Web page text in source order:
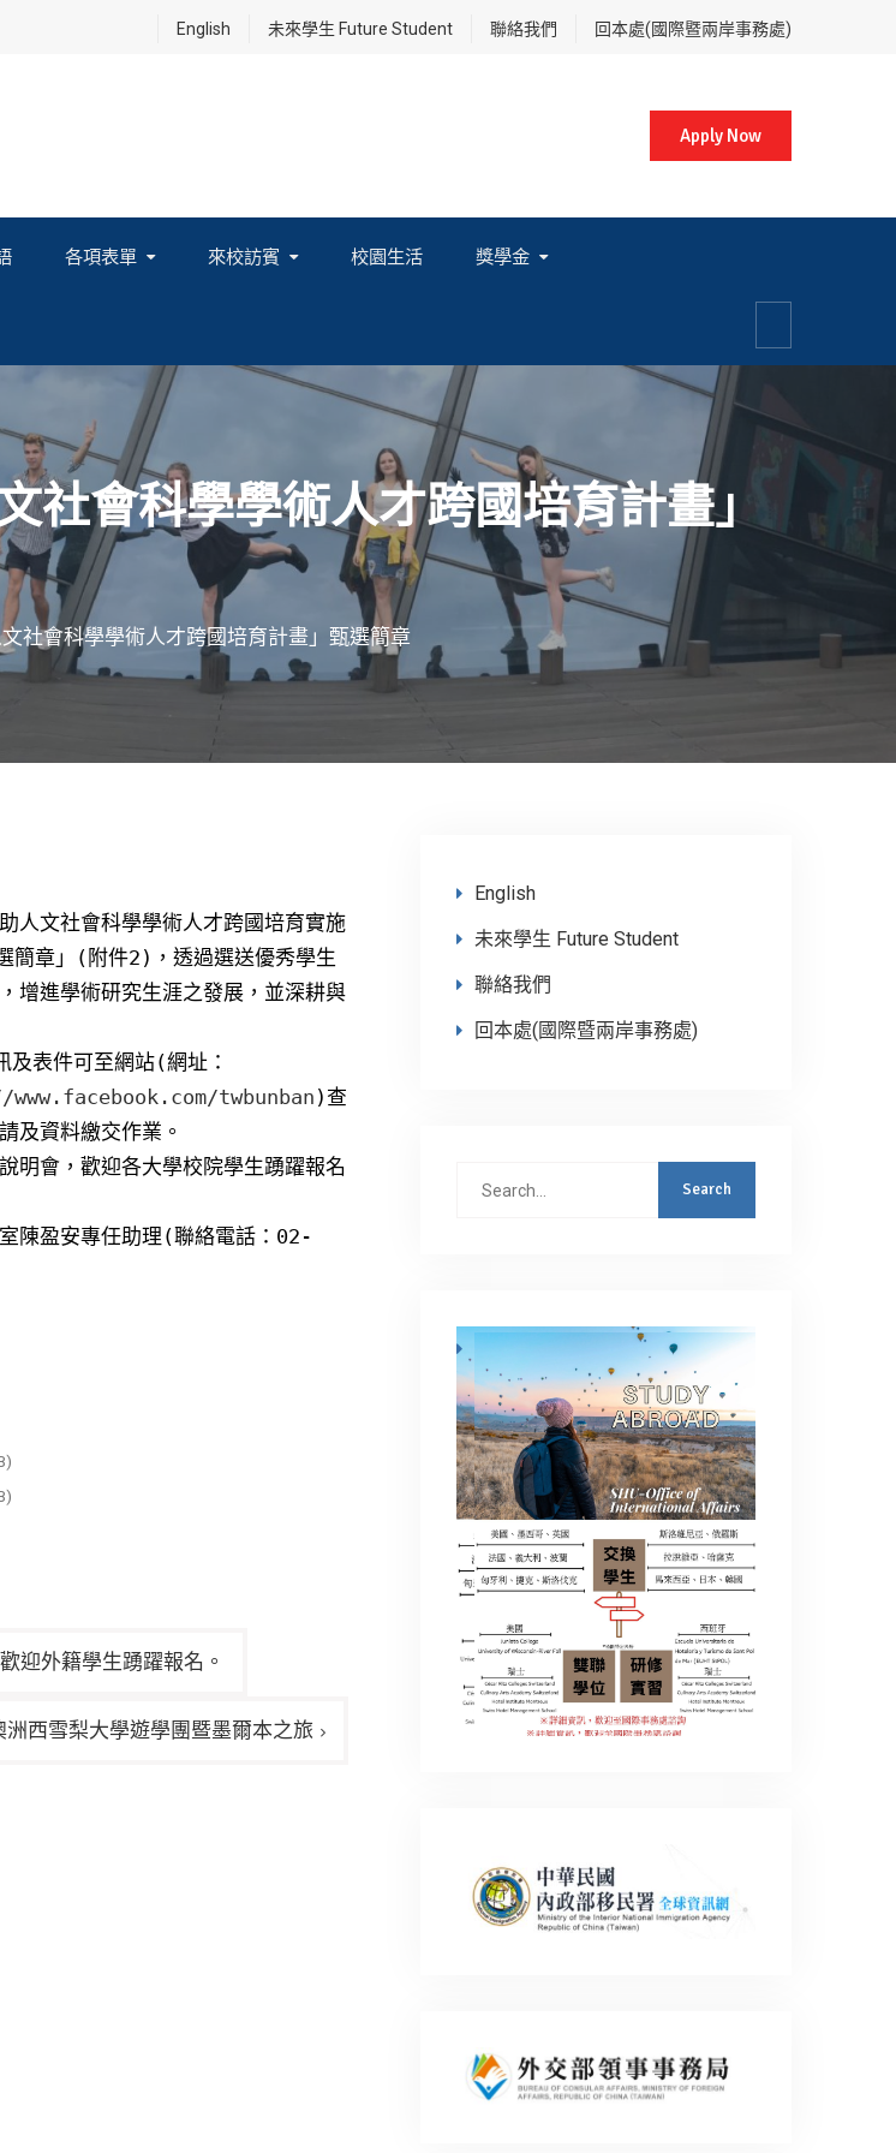
English 未來學生 Future Student 聯絡我們 回本處(國際暨兩岸事務處)
Apply Now
各項表單 來校訪賓 校園生活 獎學金
社會科學學術人才跨國培育計畫」
社會科學學術人才跨國培育計畫」甄選簡章
人文社會科學學術人才跨國培育實施
簡章」(附件2)，透過選送優秀學生
增進學術研究生涯之發展，並深耕與
表件可至網站(網址：
twbunban)查
及資料繳交作業。
明會，歡迎各大學校院學生踴躍報名
陳盈安專任助理(聯絡電話：02-
迎外籍學生踴躍報名。
西雪梨大學遊學團暨墨爾本之旅
English
未來學生 Future Student
聯絡我們
回本處(國際暨兩岸事務處)
Search